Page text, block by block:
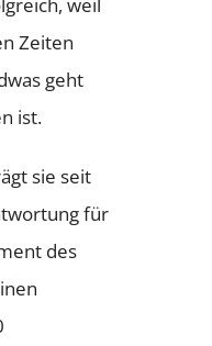
Zeiten
geht
ist.
sie seit
für
des